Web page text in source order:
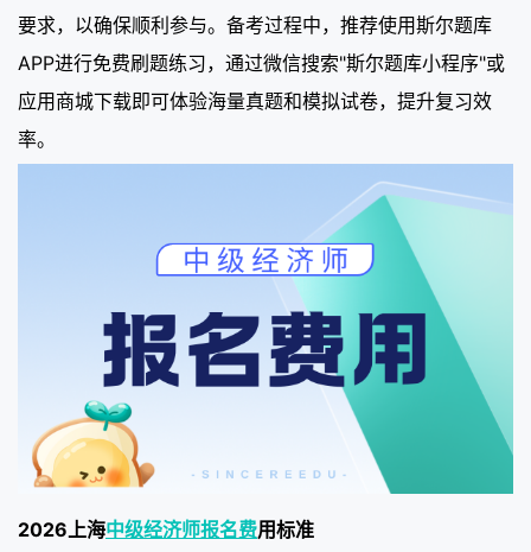
要求，以确保顺利参与。备考过程中，推荐使用斯尔题库
APP进行免费刷题练习，通过微信搜索"斯尔题库小程序"或
应用商城下载即可体验海量真题和模拟试卷，提升复习效
率。
2026上海中级经济师报名费用标准